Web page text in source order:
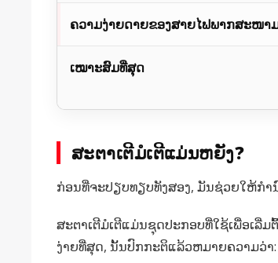
ຄວາມງ່າຍດາຍຂອງສາຍໄຟພາກສະໜາ
ເໝາະສົມທີ່ສຸດ
ສະຕາເຕີມໍເຕີແມ່ນຫຍັງ?
ກ່ອນທີ່ຈະປຽບທຽບທັງສອງ, ມັນຊ່ວຍໃຫ້ກໍາ
ສະຕາເຕີມໍເຕີແມ່ນຊຸດປະກອບທີ່ໃຊ້ເພື່ອເລີ່
ງ່າຍທີ່ສຸດ, ນັ້ນປົກກະຕິແລ້ວຫມາຍຄວາມວ່າ: